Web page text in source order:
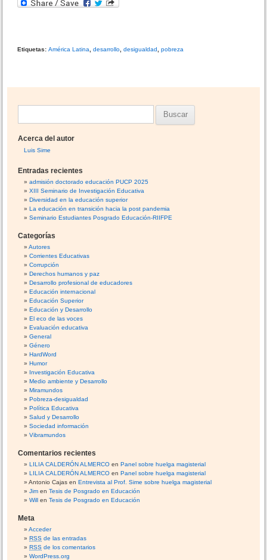
o
Etiquetas: América Latina desarrollo, desigualdad pobreza
Acerca del autor
Luis Sime
Entradas recientes
admisión doctorado educación PUCP 2025
XIII Seminario de Investigación Educativa
Diversidad en la educación superior
La educación en transición hacia la post pandemia
Seminario Estudiantes Posgrado Educación-RIIFPE
Categorías
Autores
Corrientes Educativas
Corrupción
Derechos humanos y paz
Desarrollo profesional de educadores
Educación internacional
Educación Superior
Educación y Desarrollo
El eco de las voces
Evaluación educativa
General
Género
HardWord
Humor
Investigación Educativa
Medio ambiente y Desarrollo
Miramundos
Pobreza-desigualdad
Política Educativa
Salud y Desarrollo
Sociedad información
Vibramundos
Comentarios recientes
LILIA CALDERÓN ALMERCO enPanel sobre huelga magisterial
LILIA CALDERÓN ALMERCO enPanel sobre huelga magisterial
Antonio Cajas enEntrevista al Prof. Sime sobre huelga magisterial
Jim enTesis de Posgrado en Educación
Will enTesis de Posgrado en Educación
Meta
Acceder
RSS de las entradas
RSS de los comentarios
WordPress.org